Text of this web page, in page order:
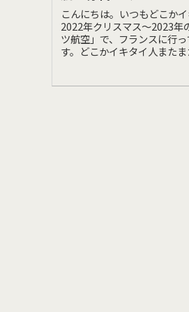
こんにちは。いつもどこか
2022年クリスマス〜2023年
ツ航空」で、フランスに行
す。どこかイキタイ人また